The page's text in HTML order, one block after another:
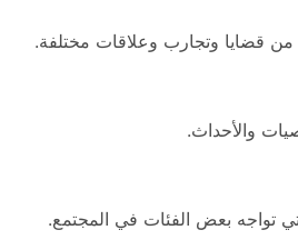
من قضايا وتجارب وعلاقات مختلفة.
والأحداث.
تواجه بعض الفئات في المجتمع.